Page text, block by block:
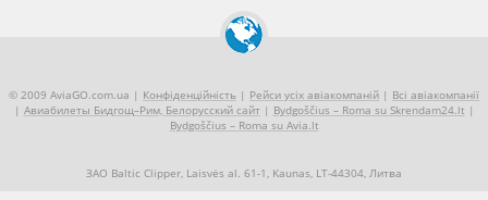
© 2009 AviaGO.com.ua | Конфіденційність | Рейси усіх авіакомпаній | Всі авіакомпанії
| Авиабилеты Бидгощ–Рим, Белорусский сайт| Bydgoščius – Roma su Skrendam24.lt |
Bydgoščius – Roma su Avia.lt
ЗАО Baltic Clipper, Laisvės al. 61-1, Kaunas, LT-44304, Литва